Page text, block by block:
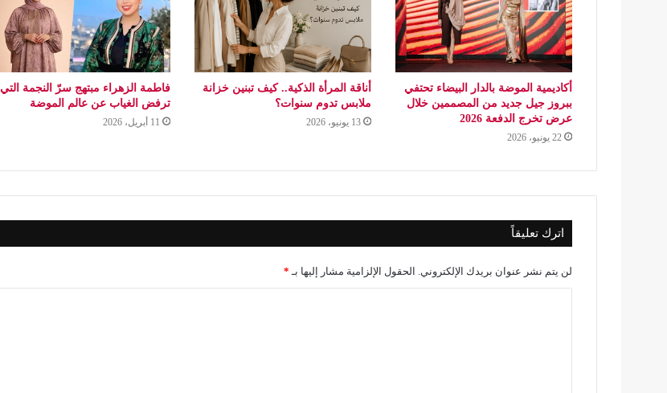
أكاديمية الموضة بالدار البيضاء تحتفي
ببروز جيل جديد من المصممين خلال
عرض تخرج الدفعة 2026
22 يونيو، 2026
أناقة المرأة الذكية.. كيف تبنين خزانة
ملابس تدوم سنوات؟
13 يونيو، 2026
فاطمة الزهراء مبتهج سرّ النجمة التي
ترفض الغياب عن عالم الموضة
11 أبريل، 2026
اترك تعليقاً
لن يتم نشر عنوان بريدك الإلكتروني. الحقول الإلزامية مشار إليها بـ *